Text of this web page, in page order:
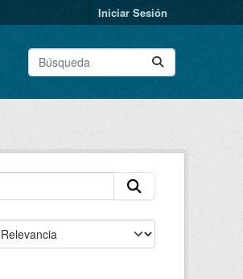
Iniciar Sesión